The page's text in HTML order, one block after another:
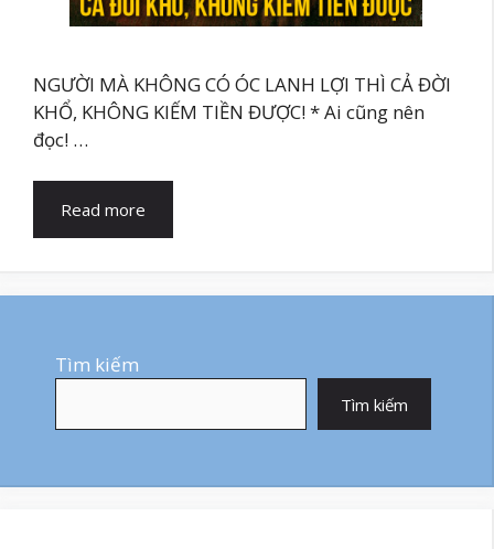
NGƯỜI MÀ KHÔNG CÓ ÓC LANH LỢI THÌ CẢ ĐỜI
KHỔ, KHÔNG KIẾM TIỀN ĐƯỢC! * Ai cũng nên
đọc! …
Read more
Tìm kiếm
Tìm kiếm